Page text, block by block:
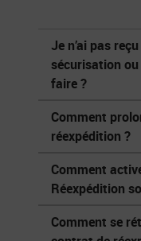
Je n’ai pas
sécurisation
faire ?
Comment
réexpédition ?
Comment
Réexpédition
Comment se